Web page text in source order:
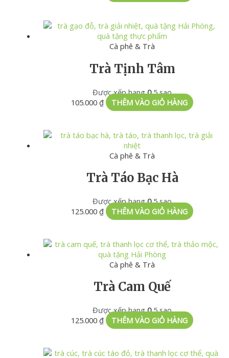
Cà phê & Trà
Trà Tịnh Tâm
Được xếp hạng05 sao
105.000₫ THÊM VÀO GIỎ HÀNG
Cà phê & Trà
Trà Táo Bạc Hà
Được xếp hạng05 sao
125.000₫ THÊM VÀO GIỎ HÀNG
Cà phê & Trà
Trà Cam Quế
Được xếp hạng05 sao
125.000₫ THÊM VÀO GIỎ HÀNG